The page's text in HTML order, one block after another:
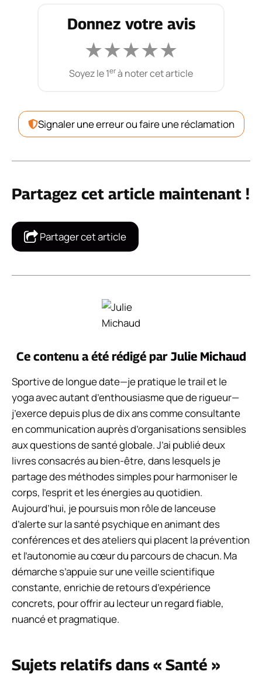
Donnez votre avis
★★★★★
Soyez le 1erà noter cet article
Signaler une erreur ou faire une réclamation
Partagez cet article maintenant !
Partager cet article
Ce contenu a été rédigé par Julie Michaud
Sportive de longue date—je pratique le trail et le
yoga avec autant d’enthousiasme que de rigueur—
j’exerce depuis plus de dix ans comme consultante
en communication auprès d’organisations sensibles
aux questions de santé globale. J’ai publié deux
livres consacrés au bien-être, dans lesquels je
partage des méthodes simples pour harmoniser le
corps, l’esprit et les énergies au quotidien.
Aujourd’hui, je poursuis mon rôle de lanceuse
d’alerte sur la santé psychique en animant des
conférences et des ateliers qui placent la prévention
et l’autonomie au cœur du parcours de chacun. Ma
démarche s’appuie sur une veille scientifique
constante, enrichie de retours d’expérience
concrets, pour offrir au lecteur un regard fiable,
nuancé et pragmatique.
Sujets relatifs dans « Santé »